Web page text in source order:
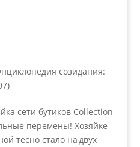
созидания:
сети бутиков Cоllection
перемены! Хозяйке
тесно стало на двух